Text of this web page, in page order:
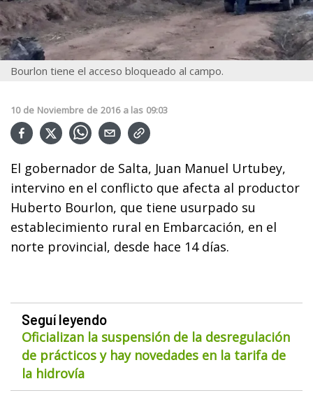
Bourlon tiene el acceso bloqueado al campo.
10 de Noviembre de 2016 a las 09:03
El gobernador de Salta, Juan Manuel Urtubey,
intervino en el conflicto que afecta al productor
Huberto Bourlon, que tiene usurpado su
establecimiento rural en Embarcación, en el
norte provincial, desde hace 14 días.
Seguí leyendo
Oficializan la suspensión de la desregulación
de prácticos y hay novedades en la tarifa de
la hidrovía